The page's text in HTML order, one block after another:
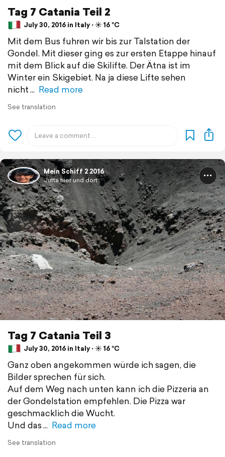
Tag 7 Catania Teil 2
July 30, 2016 in Italy ⋅ ☀️ 16 °C
Mit dem Bus fuhren wir bis zur Talstation der
Gondel. Mit dieser ging es zur ersten Etappe hinauf
mit dem Blick auf die Skilifte. Der Ätna ist im
Winter ein Skigebiet. Na ja diese Lifte sehen
nicht
Read more
See translation
Mein Schiff 2 2016
Jutta hier und dort
Tag 7 Catania Teil 3
July 30, 2016 in Italy ⋅ ☀️ 16 °C
Ganz oben angekommen würde ich sagen, die
Bilder sprechen für sich.
Auf dem Weg nach unten kann ich die Pizzeria an
der Gondelstation empfehlen. Die Pizza war
geschmacklich die Wucht.
Und das
Read more
See translation